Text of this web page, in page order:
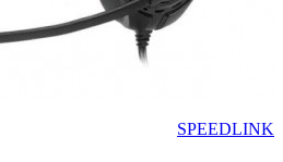
SPEEDLINK